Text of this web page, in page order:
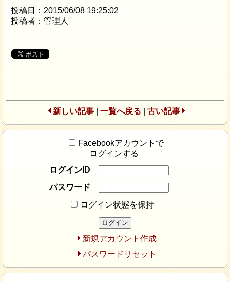
投稿日：2015/06/08 19:25:02
投稿者：管理人
新しい記事| 一覧へ戻る 古い記事
Facebookアカウントで
ログインする
ログインID
パスワード
ログイン状態を保持
新規アカウント作成
パスワードリセット